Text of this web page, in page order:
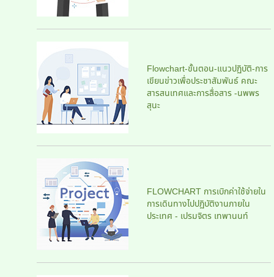
Flowchart-ขั้นตอน-แนวปฏิบัติ-การ
เขียนข่าวเพื่อประชาสัมพันธ์ คณะ
สารสนเทศและการสื่อสาร -นพพร
สุนะ
FLOWCHART การเบิกค่าใช้จ่ายใน
การเดินทางไปปฏิบัติงานภายใน
ประเทศ - เปรมจิตร เทพานนท์